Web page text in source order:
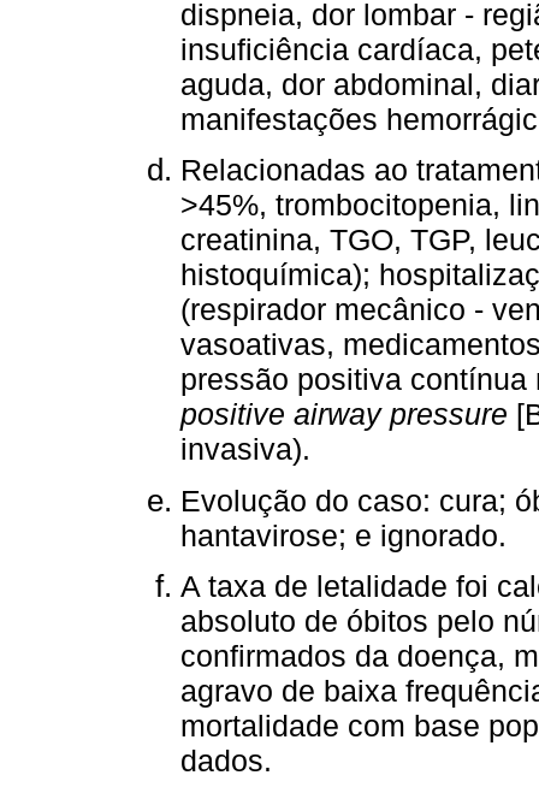
dispneia, dor lombar -
insuficiência cardíaca,
aguda, dor abdominal,
manifestações
Relacionadas ao
>45%, trombocitopenia,
creatinina, TGO, TGP,
histoquímica);
(respirador mecânico -
vasoativas,
pressão positiva
positive airway pressure
invasiva).
Evolução do caso: cura;
hantavirose; e ignorado.
A taxa de letalidade foi
absoluto de óbitos pelo
confirmados da doença,
agravo de baixa
mortalidade com base
dados.